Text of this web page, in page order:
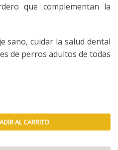
que complementan la
sano, cuidar la salud dental
de perros adultos de todas
AL CARRITO